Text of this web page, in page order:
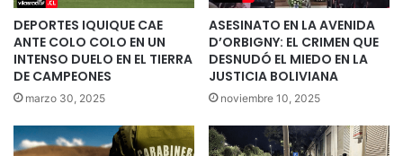
DEPORTES IQUIQUE CAE
ANTE COLO COLO EN UN
INTENSO DUELO EN EL TIERRA
DE CAMPEONES
marzo 30, 2025
ASESINATO EN LA AVENIDA
D’ORBIGNY: EL CRIMEN QUE
DESNUDÓ EL MIEDO EN LA
JUSTICIA BOLIVIANA
noviembre 10, 2025